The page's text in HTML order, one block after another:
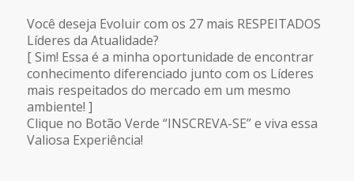
Você deseja Evoluir com os 27 mais RESPEITADOS
Líderes da Atualidade?
[ Sim! Essa é a minha oportunidade de encontrar
conhecimento diferenciado junto com os Líderes
mais respeitados do mercado em um mesmo
ambiente! ]
Clique no Botão Verde “INSCREVA-SE” e viva essa
Valiosa Experiência!